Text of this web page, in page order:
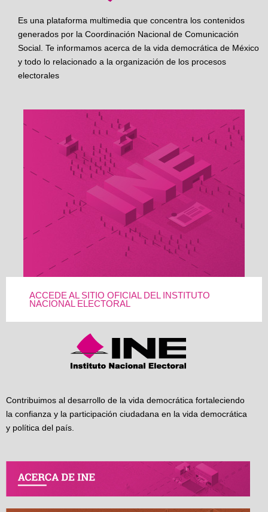
Es una plataforma multimedia que concentra los contenidos
generados por la Coordinación Nacional de Comunicación
Social. Te informamos acerca de la vida democrática de México
y todo lo relacionado a la organización de los procesos
electorales
ACCEDE AL SITIO OFICIAL DEL INSTITUTO
NACIONAL ELECTORAL
Contribuimos al desarrollo de la vida democrática fortaleciendo
la confianza y la participación ciudadana en la vida democrática
y política del país.